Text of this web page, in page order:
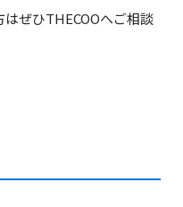
ぜひTHECOOへご相談